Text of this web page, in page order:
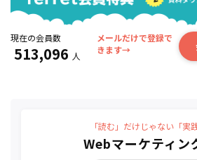
現在の会員数
513,096 人
メールだけで登録で
きます→
「読む」だけじゃない「実
Webマーケティン